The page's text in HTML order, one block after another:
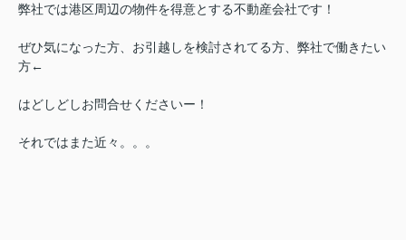
弊社では港区周辺の物件を得意とする不動産会社です！
ぜひ気になった方、お引越しを検討されてる方、弊社で働きたい
方←
はどしどしお問合せくださいー！
それではまた近々。。。